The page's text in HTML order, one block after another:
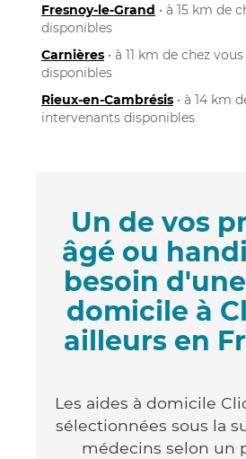
Fresnoy-le-Grand • à 15 km de
disponibles
Carnières • à 11 km de chez
disponibles
Rieux-en-Cambrésis • à 14 km
intervenants disponibles
Un de vos
âgé ou
besoin
domicile à
ailleurs en
Les aides à domicile
sélectionnées sous la
médecins selon un